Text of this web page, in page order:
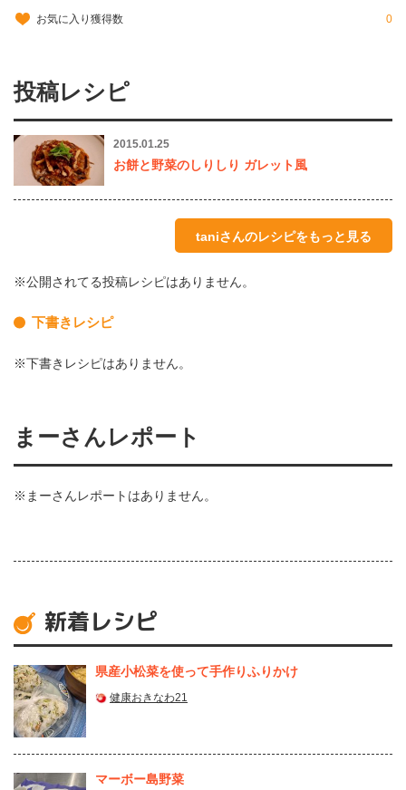
お気に入り獲得数 0
投稿レシピ
2015.01.25
お餅と野菜のしりしり ガレット風
taniさんのレシピをもっと見る
※公開されてる投稿レシピはありません。
下書きレシピ
※下書きレシピはありません。
まーさんレポート
※まーさんレポートはありません。
新着レシピ
県産⼩松菜を使って⼿作りふりかけ
健康おきなわ21
マーボー島野菜